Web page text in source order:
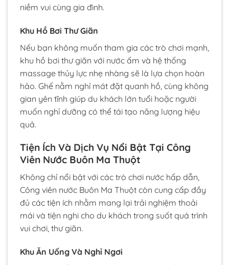
niềm vui cùng gia đình.
Khu Hồ Bơi Thư Giãn
Nếu bạn không muốn tham gia các trò chơi mạnh,
khu hồ bơi thư giãn với nước ấm và hệ thống
massage thủy lực nhẹ nhàng sẽ là lựa chọn hoàn
hảo. Ghế nằm nghỉ mát đặt quanh hồ, cùng không
gian yên tĩnh giúp du khách lớn tuổi hoặc người
muốn nghỉ dưỡng có thể tái tạo năng lượng hiệu
quả.
Tiện Ích Và Dịch Vụ Nổi Bật Tại Công
Viên Nước Buôn Ma Thuột
Không chỉ nổi bật với các trò chơi nước hấp dẫn,
Công viên nước Buôn Ma Thuột còn cung cấp đầy
đủ các tiện ích nhằm mang lại trải nghiệm thoải
mái và tiện nghi cho du khách trong suốt quá trình
vui chơi, thư giãn.
Khu Ăn Uống Và Nghỉ Ngơi